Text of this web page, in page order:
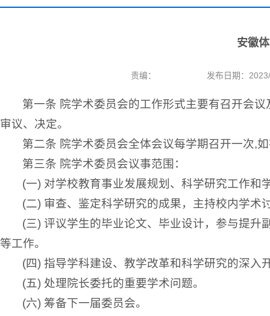
安徽
责编： 发布日期：
第一条 院学术委员会的工作形式主要有召开会
审议、决定。
第二条 院学术委员会全体会议每学期召开一次,
第三条 院学术委员会议事范围：
(一) 对学校教育事业发展规划、科学研究工作
(二) 审查、鉴定科学研究的成果，主持校内学术
(三) 评议学生的毕业论文、毕业设计，参与提
等工作。
(四) 指导学科建设、教学改革和科学研究的深
(五) 处理院长委托的重要学术问题。
(六) 筹备下一届委员会。